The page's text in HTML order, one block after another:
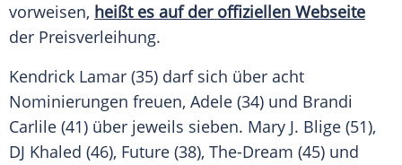
vorweisen, heißt es auf der offiziellen Webseite
der Preisverleihung.
Kendrick Lamar (35) darf sich über acht
Nominierungen freuen, Adele (34) und Brandi
Carlile (41) über jeweils sieben. Mary J. Blige (51),
DJ Khaled (46), Future (38), The-Dream (45) und